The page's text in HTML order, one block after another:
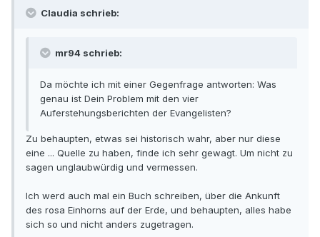
Claudia schrieb:
mr94 schrieb:
Da möchte ich mit einer Gegenfrage antworten: Was
genau ist Dein Problem mit den vier
Auferstehungsberichten der Evangelisten?
Zu behaupten, etwas sei historisch wahr, aber nur diese
eine ... Quelle zu haben, finde ich sehr gewagt. Um nicht zu
sagen unglaubwürdig und vermessen.
Ich werd auch mal ein Buch schreiben, über die Ankunft
des rosa Einhorns auf der Erde, und behaupten, alles habe
sich so und nicht anders zugetragen.